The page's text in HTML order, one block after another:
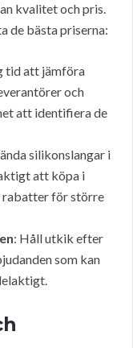
kvalitet och pris.
de bästa priserna:
tid att jämföra
och
att identifiera de
silikonslangar i
att köpa i
rabatter för större
: Håll utkik efter
som kan